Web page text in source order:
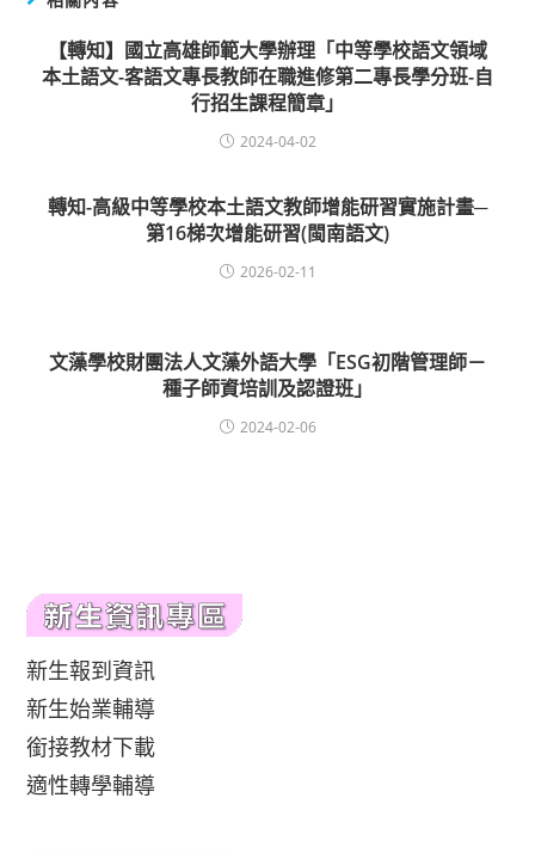
【轉知】國立高雄師範大學辦理「中等學校語文領域
本土語文-客語文專長教師在職進修第二專長學分班-自
行招生課程簡章」
2024-04-02
轉知-高級中等學校本土語文教師增能研習實施計畫─
第16梯次增能研習(閩南語文)
2026-02-11
文藻學校財團法人文藻外語大學「ESG初階管理師－
種子師資培訓及認證班」
2024-02-06
新生報到資訊
新生始業輔導
銜接教材下載
適性轉學輔導